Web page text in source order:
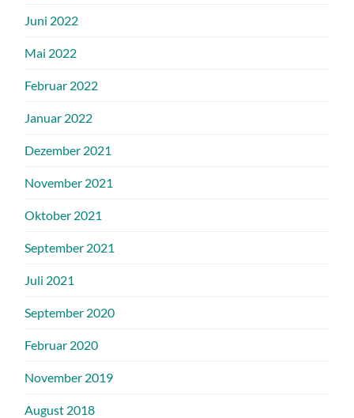
Juni 2022
Mai 2022
Februar 2022
Januar 2022
Dezember 2021
November 2021
Oktober 2021
September 2021
Juli 2021
September 2020
Februar 2020
November 2019
August 2018